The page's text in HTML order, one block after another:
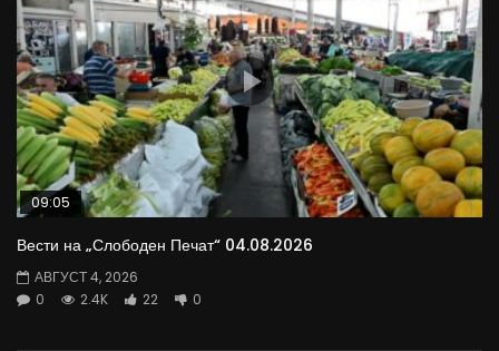
09:05
Вести на „Слободен Печат“ 04.08.2026
АВГУСТ 4, 2026
0
2.4K 22 0